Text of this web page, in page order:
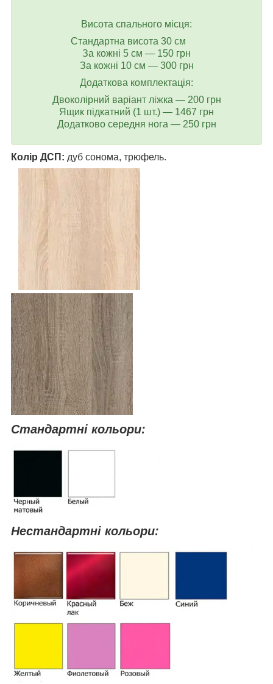
Висота спального місця:
Стандартна висота 30 см
За кожні 5 см — 150 грн
За кожні 10 см — 300 грн
Додаткова комплектація:
Двоколірний варіант ліжка — 200 грн
Ящик підкатний (1 шт.) — 1467 грн
Додатково середня нога — 250 грн
Колір ДСП: дуб сонома, трюфель.
Стандартні кольори:
Нестандартні кольори: